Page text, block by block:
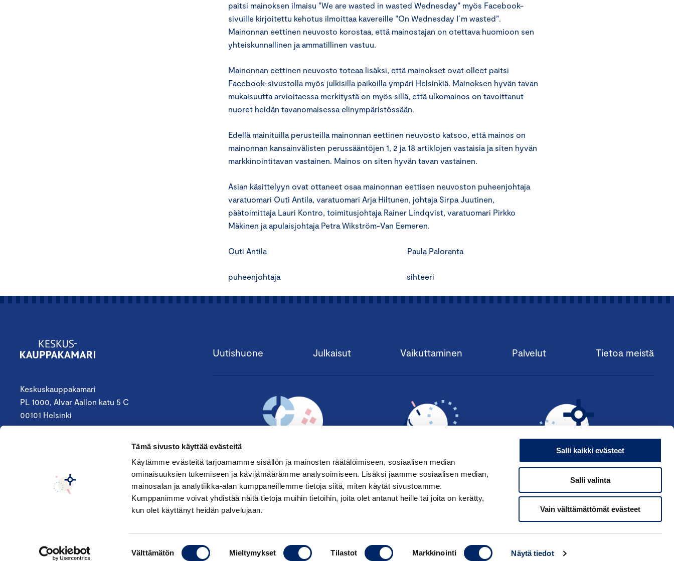
Tämä sivusto käyttää evästeitä
Käytämme evästeitä tarjoamamme sisällön ja mainosten räätälöimiseen, sosiaalisen median
ominaisuuksien tukemiseen ja kävijämäärämme analysoimiseen. Lisäksi jaamme sosiaalisen median,
mainosalan ja analytiikka-alan kumppaneillemme tietoja siitä, miten käytät sivustoamme.
Kumppanimme voivat yhdistää näitä tietoja muihin tietoihin, joita olet antanut heille tai joita on kerätty,
kun olet käyttänyt heidän palvelujaan.
Välttämätön Mieltymykset Tilastot Markkinointi Näytä tiedot
Salli kaikki evästeet
Salli valinta
Vain välttämättömät evästeet
paitsi mainoksen ilmaisu ”We are wasted in wasted Wednesday” myös Facebook-
sivuille kirjoitettu kehotus ilmoittaa kavereille ”On Wednesday I´m wasted”.
Mainonnan eettinen neuvosto korostaa, että mainostajan on otettava huomioon sen
yhteiskunnallinen ja ammatillinen vastuu.
Mainonnan eettinen neuvosto toteaa lisäksi, että mainokset ovat olleet paitsi
Facebook-sivustolla myös julkisilla paikoilla ympäri Helsinkiä. Mainoksen hyvän tavan
mukaisuutta arvioitaessa merkitystä on myös sillä, että ulkomainos on tavoittanut
nuoret heidän tavanomaisessa elinympäristössään.
Edellä mainituilla perusteilla mainonnan eettinen neuvosto katsoo, että mainos on
mainonnan kansainvälisten perussääntöjen 1, 2 ja 18 artiklojen vastaisia ja siten hyvän
markkinointitavan vastainen. Mainos on siten hyvän tavan vastainen.
Asian käsittelyyn ovat ottaneet osaa mainonnan eettisen neuvoston puheenjohtaja
varatuomari Outi Antila, varatuomari Arja Hiltunen, johtaja Sirpa Juutinen,
päätoimittaja Lauri Kontro, toimitusjohtaja Rainer Lindqvist, varatuomari Pirkko
Mäkinen ja apulaisjohtaja Petra Wikström-Van Eemeren.
Outi Antila Paula Paloranta
puheenjohtaja sihteeri
Keskuskauppakamari
PL 1000, Alvar Aallon katu 5 C
00101 Helsinki
keskuskauppakamari@chamber.fi
Seuraa meitä:
Uutishuone Julkaisut Vaikuttaminen Palvelut Tietoa meistä
TILAA UUTISKIRJE › LIITY JÄSENEKSI › HAE ANSIOMERKKIÄ ›